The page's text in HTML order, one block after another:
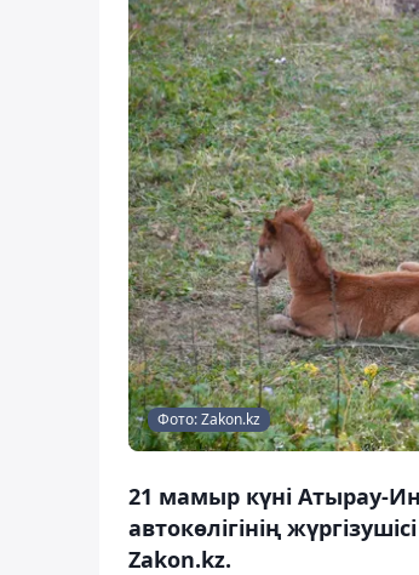
Фото: Zakon.kz
21 мамыр күні Атырау-
автокөлігінің
Zakon.kz.